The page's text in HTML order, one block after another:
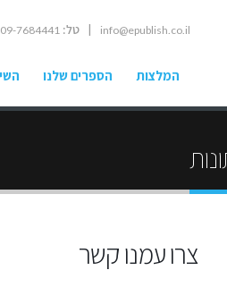
info@epublish.co.il | טל: 09-7684441
המלצות הספרים שלנו
צרו עמנו קשר